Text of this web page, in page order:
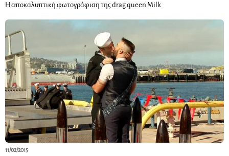
Η αποκαλυπτική φωτογράφιση της drag queen Milk
11/02/2015